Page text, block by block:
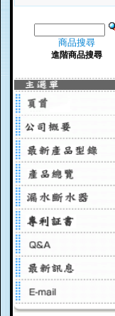
商品搜尋
進階商品搜尋